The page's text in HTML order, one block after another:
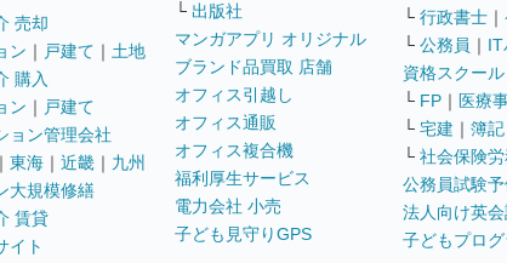
売却
ン ｜ 戸建て ｜ 土地
購入
ン ｜ 戸建て
ョン管理会社
｜ 東海 ｜ 近畿 ｜ 九州
大規模修繕
賃貸
イト
└ 出版社
マンガアプリ オリジナル
ブランド品買取 店舗
オフィス引越し
オフィス通販
オフィス複合機
福利厚生サービス
電力会社 小売
子ども見守りGPS
└ 行政書士 ｜
└ 公務員 ｜ IT
資格スクール
└ FP ｜ 医療
└ 宅建 ｜ 簿記
└ 社会保険
公務員試験
法人向け英
子どもプロ